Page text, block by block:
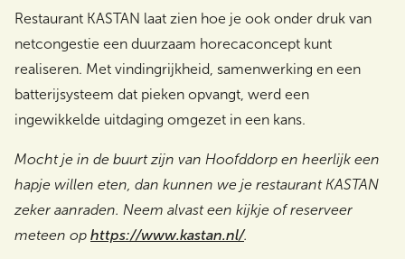
Restaurant KASTAN laat zien hoe je ook onder druk van
netcongestie een duurzaam horecaconcept kunt
realiseren. Met vindingrijkheid, samenwerking en een
batterijsysteem dat pieken opvangt, werd een
ingewikkelde uitdaging omgezet in een kans.
Mocht je in de buurt zijn van Hoofddorp en heerlijk een
hapje willen eten, dan kunnen we je restaurant KASTAN
zeker aanraden. Neem alvast een kijkje of reserveer
meteen op https://www.kastan.nl/.